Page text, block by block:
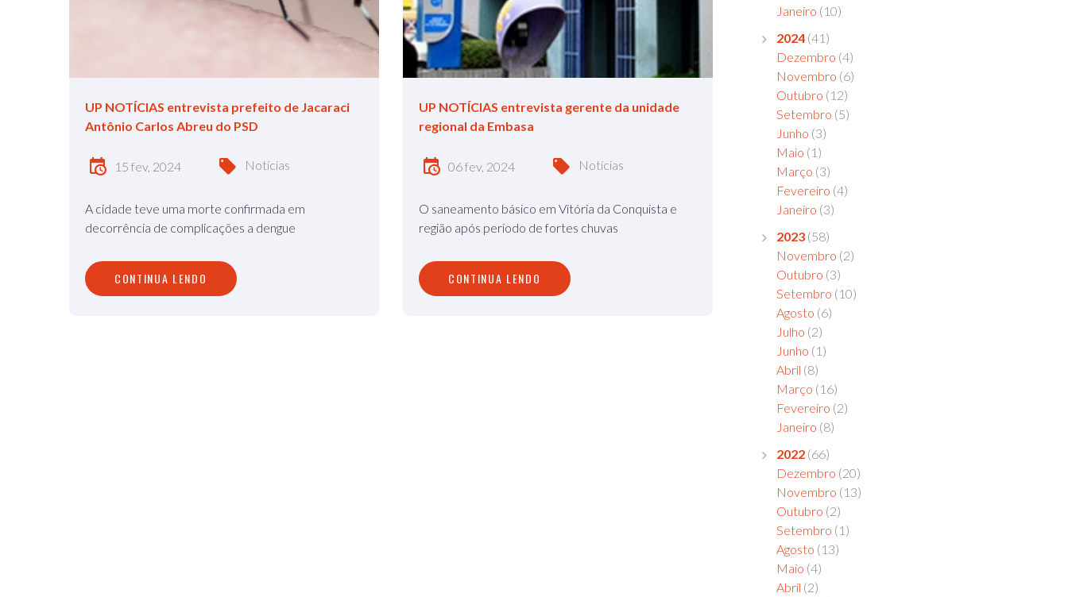
UP NOTÍCIAS entrevista prefeito de Jacaraci
Antônio Carlos Abreu do PSD
15 fev, 2024 Notícias
A cidade teve uma morte confirmada em
decorrência de complicações a dengue
CONTINUA LENDO
UP NOTÍCIAS entrevista gerente da unidade
regional da Embasa
06 fev, 2024 Notícias
O saneamento básico em Vitória da Conquista e
região após período de fortes chuvas
CONTINUA LENDO
Janeiro (10)
2024 (41)
Dezembro (4)
Novembro (6)
Outubro (12)
Setembro (5)
Junho (3)
Maio (1)
Março (3)
Fevereiro (4)
Janeiro (3)
2023 (58)
Novembro (2)
Outubro (3)
Setembro (10)
Agosto (6)
Julho (2)
Junho (1)
Abril (8)
Março (16)
Fevereiro (2)
Janeiro (8)
2022 (66)
Dezembro (20)
Novembro (13)
Outubro (2)
Setembro (1)
Agosto (13)
Maio (4)
Abril (2)